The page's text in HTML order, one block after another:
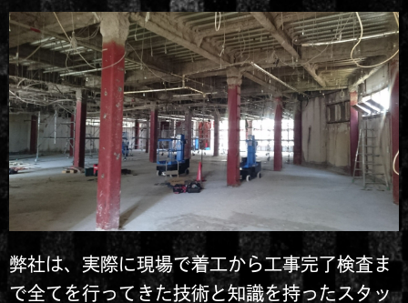
弊社は、実際に現場で着工から工事完了検査ま
で全てを行ってきた技術と知識を持ったスタッ